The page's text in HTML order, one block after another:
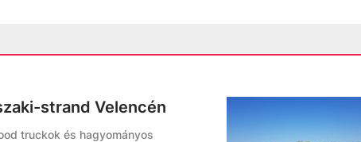
strand Velencén
truckok és hagyományos